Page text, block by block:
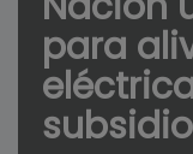
para